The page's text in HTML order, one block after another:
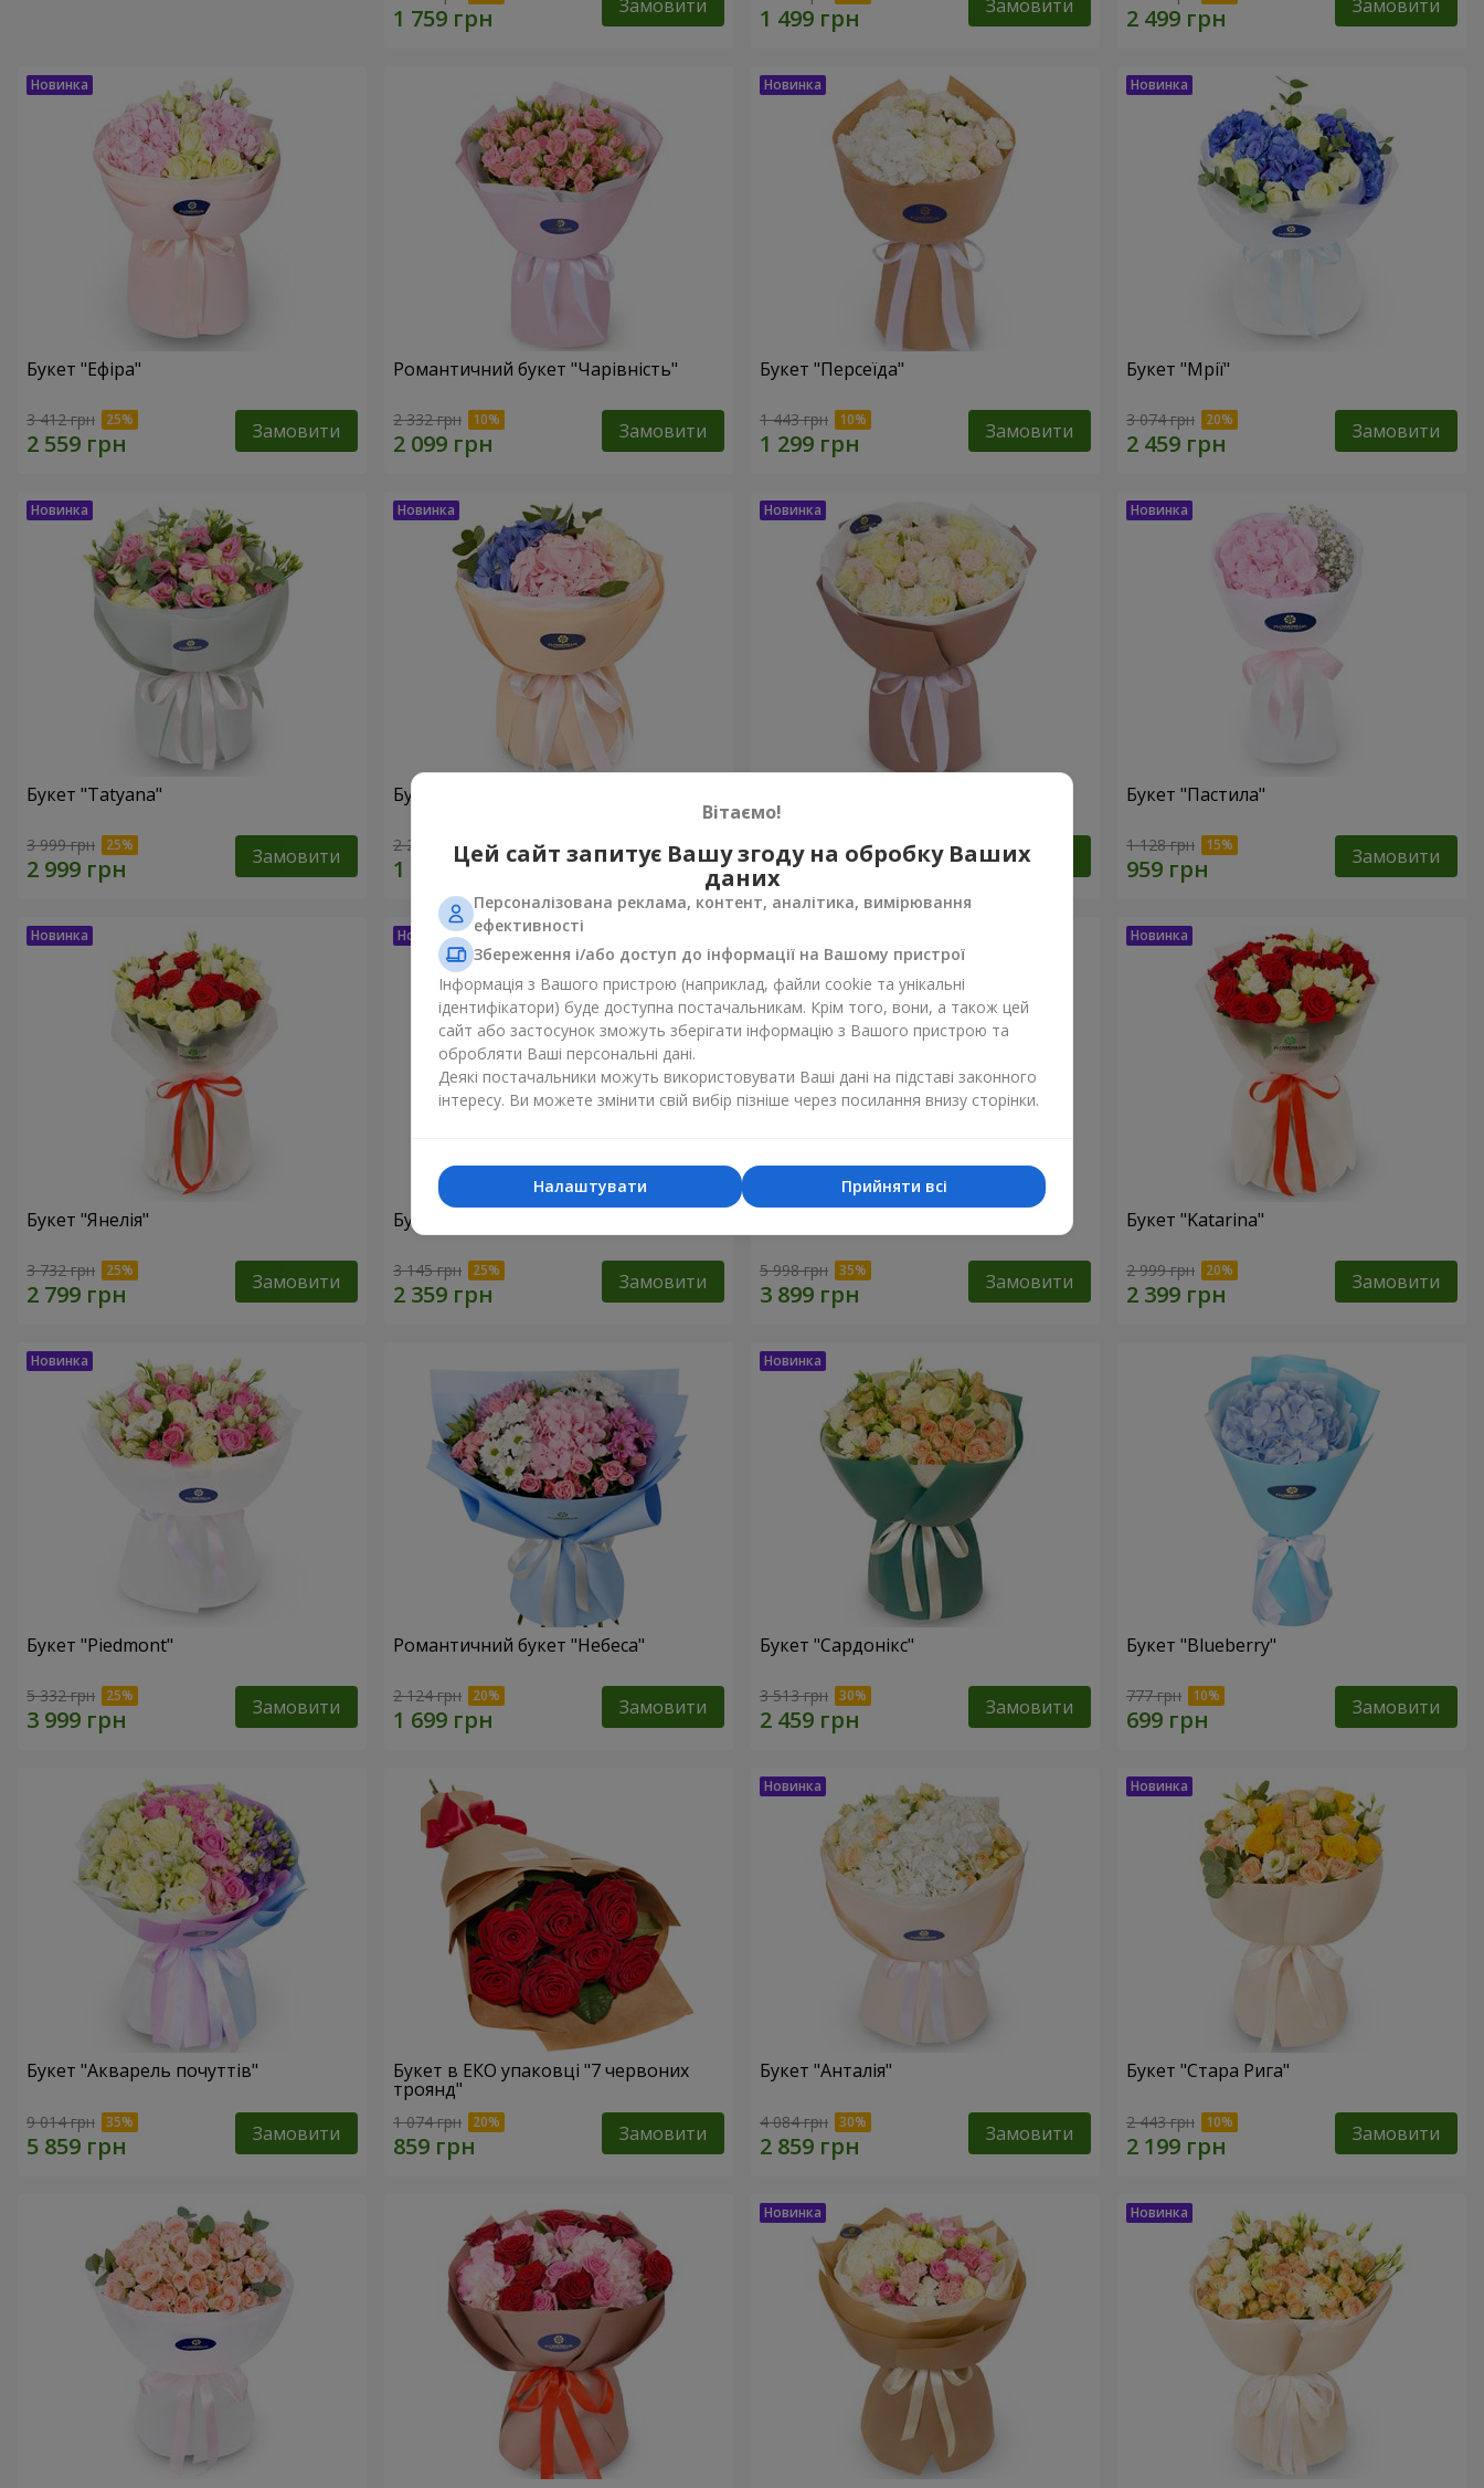
Замовити Замовити Замовити
Букет "Ефіра"
3 412 грн Замовити
Романтичний букет "Чарівність"
2 332 грн Замовити
Букет "Персеїда"
1 443 грн Замовити
Букет "Мрії"
3 074 грн Замовити
Букет "Tatyana"
3 999 грн Замовити
Букет "Хмара почуттів"
2 212 грн Замовити 2 499 грн Замовити
Букет "Пастила"
1 128 грн Замовити
Букет "Янелія"
3 732 грн Замовити
Букет "Щирість"
3 145 грн Замовити 5 998 грн Замовити
Букет "Katarina"
2 999 грн Замовити
Букет "Piedmont"
5 332 грн Замовити
Романтичний букет "Небеса"
2 124 грн Замовити
Букет "Сардонікс"
3 513 грн Замовити
Букет "Blueberry"
777 грн Замовити
Букет "Акварель почуттів"
9 014 грн Замовити
Букет в ЕКО упаковці "7 червоних
троянд"
1 074 грн Замовити
Букет "Анталія"
4 084 грн Замовити
Букет "Стара Рига"
2 443 грн Замовити
Вітаємо!
Цей сайт запитує Вашу згоду на обробку Ваших
даних
Персоналізована реклама, контент, аналітика, вимірювання
ефективності
Збереження і/або доступ до інформації на Вашому пристрої
Інформація з Вашого пристрою (наприклад, файли cookie та унікальні
ідентифікатори) буде доступна постачальникам. Крім того, вони, а також цей
сайт або застосунок зможуть зберігати інформацію з Вашого пристрою та
обробляти Ваші персональні дані.
Деякі постачальники можуть використовувати Ваші дані на підставі законного
інтересу. Ви можете змінити свій вибір пізніше через посилання внизу сторінки.
Прийняти всі
Налаштувати